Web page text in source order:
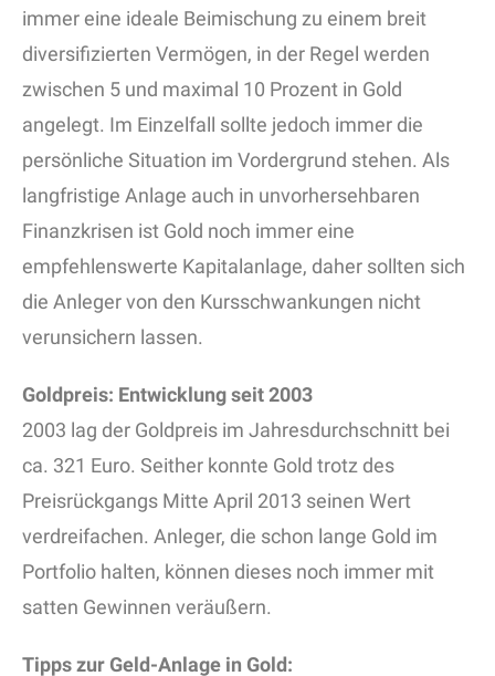
immer eine ideale Beimischung zu einem breit
diversifizierten Vermögen, in der Regel werden
zwischen 5 und maximal 10 Prozent in Gold
angelegt. Im Einzelfall sollte jedoch immer die
persönliche Situation im Vordergrund stehen. Als
langfristige Anlage auch in unvorhersehbaren
Finanzkrisen ist Gold noch immer eine
empfehlenswerte Kapitalanlage, daher sollten sich
die Anleger von den Kursschwankungen nicht
verunsichern lassen.
Goldpreis: Entwicklung seit 2003
2003 lag der Goldpreis im Jahresdurchschnitt bei
ca. 321 Euro. Seither konnte Gold trotz des
Preisrückgangs Mitte April 2013 seinen Wert
verdreifachen. Anleger, die schon lange Gold im
Portfolio halten, können dieses noch immer mit
satten Gewinnen veräußern.
Tipps zur Geld-Anlage in Gold: